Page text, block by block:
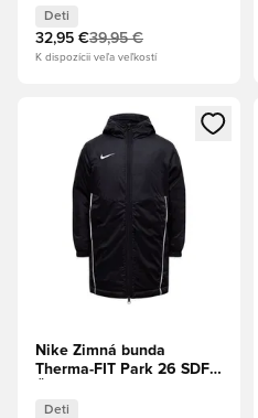
Deti
32,95 €39,95 €
K dispozícii veľa veľkostí
Otvorí modál na prihlásenie
Nike Zimná bunda
Therma-FIT Park 26 SDF -
Deti